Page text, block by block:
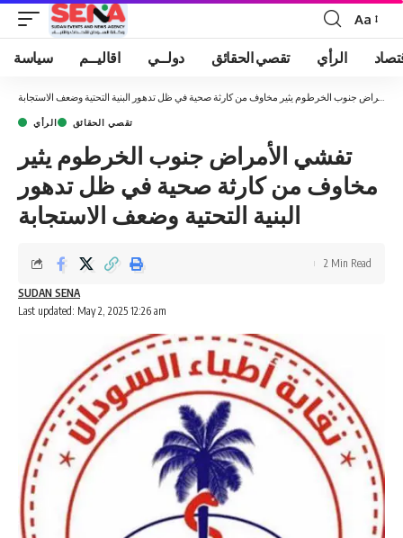
Font
Resizer
Aa
سياسة اقاليــم دولــي تقصي الحقائق الرأي
تفشي الأمراض جنوب الخرطوم يثير مخاوف من كارثة صحية في ظل تدهور البنية التحتية وضعف الاستجابة
الرأي تقصي الحقائق
تفشي الأمراض جنوب الخرطوم يثير
مخاوف من كارثة صحية في ظل تدهور
البنية التحتية وضعف الاستجابة
Last updated: May 2, 2025 12:26 am
SUDAN SENA
2 Min Read